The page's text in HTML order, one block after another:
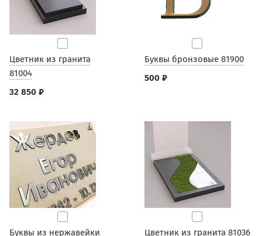
Цветник из гранита
81004
32 850 ₽
Буквы бронзовые 81900
500 ₽
Буквы из нержавейки
Цветник из гранита 81036